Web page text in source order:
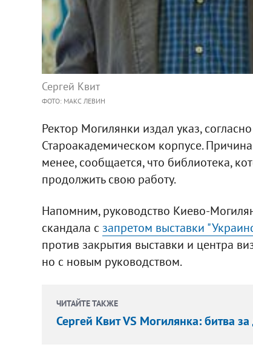
Сергей Квит
ФОТО: МАКС ЛЕВИН
Ректор Могилянки издал указ,
Староакадемическом корпусе.
менее, сообщается, что библиотека,
продолжить свою работу.
Напомним, руководство Киево-
скандала с запретом выставки
против закрытия выставки и центра
но с новым руководством.
ЧИТАЙТЕ ТАКЖЕ
Сергей Квит VS Могилянка: битва